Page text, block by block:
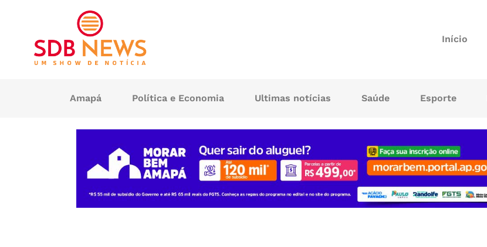
Início
Amapá Política e Economia Ultimas notícias Saúde Esporte